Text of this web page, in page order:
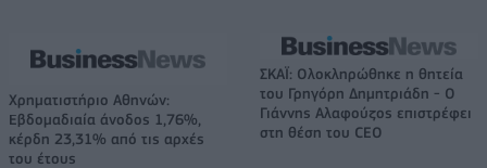
Χρηματιστήριο Αθηνών:
Εβδομαδιαία άνοδος 1,76%,
κέρδη 23,31% από τις αρχές
του έτους
ΣΚΑΪ: Ολοκληρώθηκε η θητεία
του Γρηγόρη Δημητριάδη - Ο
Γιάννης Αλαφούζος επιστρέφει
στη θέση του CEO